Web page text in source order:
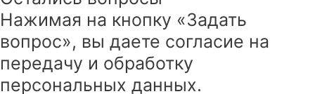
Нажимая на кнопку «Задать
вопрос», вы даете согласие на
передачу и обработку
персональных данных.